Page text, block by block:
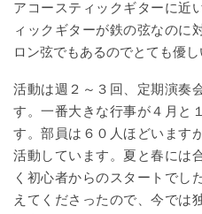
アコースティックギターに近
ィックギターが鉄の弦なのに
ロン弦でもあるのでとても優
活動は週２～３回、定期演奏
す。一番大きな行事が４月と
す。部員は６０人ほどいます
活動しています。夏と春には
く初心者からのスタートでし
えてくださったので、今では